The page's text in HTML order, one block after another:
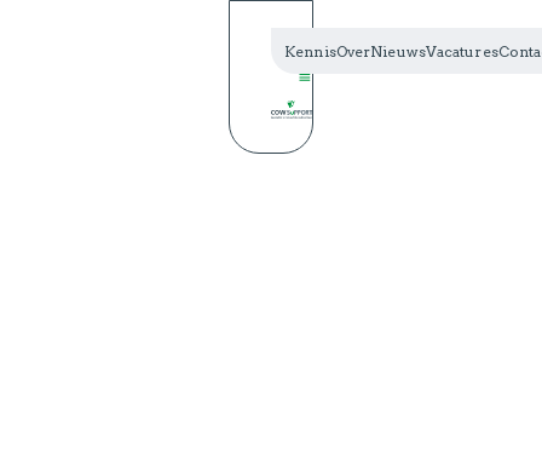
KennisOverNieuwsVacatures